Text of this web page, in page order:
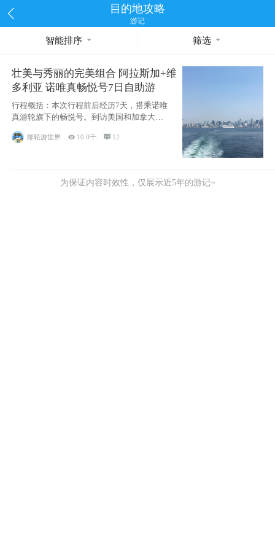
目的地攻略
游记
智能排序 筛选
壮美与秀丽的完美组合 阿拉斯加+维
多利亚 诺唯真畅悦号7日自助游
行程概括：本次行程前后经历7天，搭乘诺唯
真游轮旗下的畅悦号。到访美国和加拿大的4
个州/省：美国华盛顿州
邮轮游世界  10.0千  12
为保证内容时效性，仅展示近5年的游记~